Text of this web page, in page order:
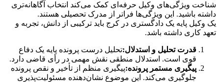
شناخت ویژگی‌های وکیل حرفه‌ای کمک می‌کند انتخاب آگاهانه‌تری
داشته باشید. این ویژگی‌ها فراتر از مدرک تحصیلی هستند.
یک وکیل پایه یک دادگستری در کرج باید ترکیبی از دانش، تجربه و
تعهد کاری داشته باشد.
قدرت تحلیل و استدلال:تحلیل درست پرونده پایه یک دفاع
قوی است. استدلال منطقی نقش مهمی در رأی قاضی دارد.
پیگیری مستمر پرونده:پیگیری منظم از تأخیر و نقص پرونده
جلوگیری می‌کند. این موضوع نشان‌دهنده مسئولیت‌پذیری